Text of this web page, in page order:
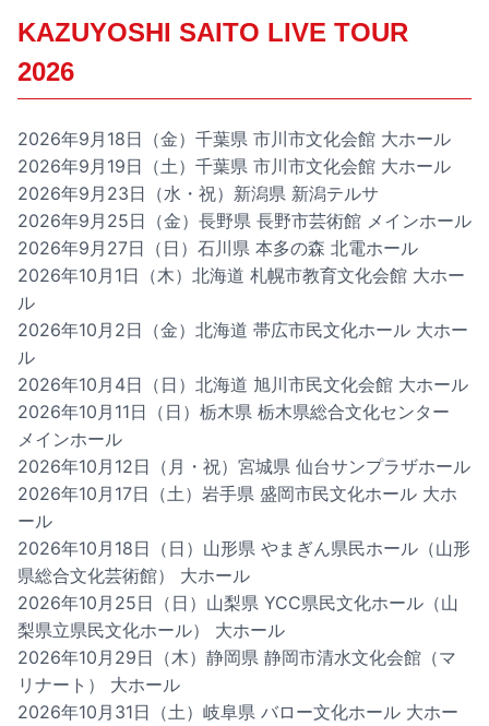
KAZUYOSHI SAITO LIVE TOUR
2026
2026年9月18日（金）千葉県 市川市文化会館 大ホール
2026年9月19日（土）千葉県 市川市文化会館 大ホール
2026年9月23日（水・祝）新潟県 新潟テルサ
2026年9月25日（金）長野県 長野市芸術館 メインホール
2026年9月27日（日）石川県 本多の森 北電ホール
2026年10月1日（木）北海道 札幌市教育文化会館 大ホー
ル
2026年10月2日（金）北海道 帯広市民文化ホール 大ホー
ル
2026年10月4日（日）北海道 旭川市民文化会館 大ホール
2026年10月11日（日）栃木県 栃木県総合文化センター
メインホール
2026年10月12日（月・祝）宮城県 仙台サンプラザホール
2026年10月17日（土）岩手県 盛岡市民文化ホール 大ホ
ール
2026年10月18日（日）山形県 やまぎん県民ホール（山形
県総合文化芸術館） 大ホール
2026年10月25日（日）山梨県 YCC県民文化ホール（山
梨県立県民文化ホール） 大ホール
2026年10月29日（木）静岡県 静岡市清水文化会館（マ
リナート） 大ホール
2026年10月31日（土）岐阜県 バロー文化ホール 大ホー